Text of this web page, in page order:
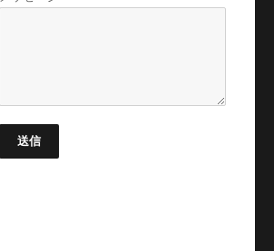
送信